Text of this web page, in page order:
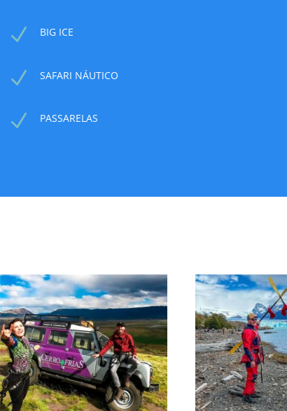
N BIG ICE
N SAFARI NÁUTICO
N PASSARELAS